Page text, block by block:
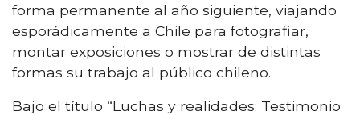
forma permanente al año siguiente, viajando
esporádicamente a Chile para fotografiar,
montar exposiciones o mostrar de distintas
formas su trabajo al público chileno.
Bajo el título “Luchas y realidades: Testimonio